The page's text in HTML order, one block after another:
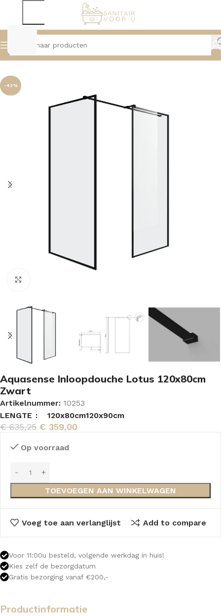
Home Douche Inloopdouche
-43%
Aquasense Inloopdouche Lotus 120x80cm
Zwart
Artikelnummer: 10253
LENGTE
120x80cm120x90cm
€635,25 € 359,00
Op voorraad
TOEVOEGEN AAN WINKELWAGEN
Voeg toe aan verlanglijst Add to compare
Voor 11:00u besteld, volgende werkdag in huis!
Kies zelf de bezorgdatum
Gratis bezorging vanaf €200,-
Productinformatie